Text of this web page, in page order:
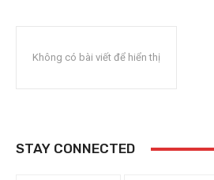
Không có bài viết để hiển thị
STAY CONNECTED